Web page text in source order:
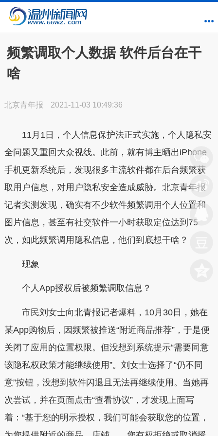
频繁调取个人数据 软件后台在干
啥
北京青年报 2021-11-03 10:49:36
11月1日，个人信息保护法正式实施，个人隐私安
全问题又重回大众视线。此前，就有博主晒出iPhone
手机更新系统后，发现很多主流软件都在后台频繁获
取用户信息，对用户隐私安全造成威胁。北京青年报
记者实测发现，确实有不少软件频繁调用个人位置和
图片信息，甚至有社交软件一小时获取定位达到75
次，如此频繁调用隐私信息，他们到底想干啥？
现象
个人App授权后被频繁调取信息？
市民刘女士向北青报记者爆料，10月30日，她在
某App购物后，因频繁被推送“附近商品推荐”，于是便
关闭了应用的位置权限。但没想到系统提示“需要同意
该隐私权政策才能继续使用”。刘女士选择了“仍不同
意”按钮，没想到软件闪退且无法再继续使用。当她再
次尝试，并在页面点击“查看协议”，才发现上面写
着：“基于您的明示授权，我们可能会获取您的位置，